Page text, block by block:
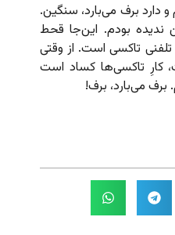
دارد برف می‌بارد، سنگین.
ندیده بودم. این‌جا قحط
تاکسی است. از وقتی
کارِ تاکسی‌ها کساد است
برف می‌بارد، برف!